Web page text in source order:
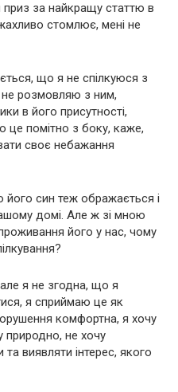
за найкращу статтю в
стомлює, мені не
що я не спілкуюся з
розмовляю з ним,
в його присутності,
це помітно з боку, каже,
своє небажання
його син теж ображається і
домі. Але ж зі мною
його у нас, чому
я не згодна, що я
я сприймаю це як
комфортна, я хочу
природно, не хочу
виявляти інтерес, якого